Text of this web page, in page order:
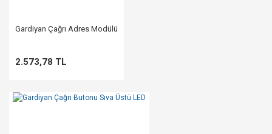
Gardiyan Çağrı Adres Modülü
2.573,78 TL